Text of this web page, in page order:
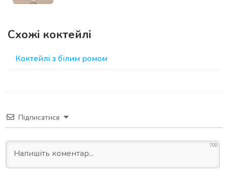
Схожі коктейлі
Коктейлі з білим ромом
Підписатися
700